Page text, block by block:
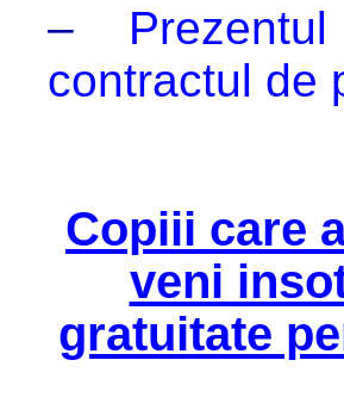
–
contractul de
Copiii care
veni
gratuitate